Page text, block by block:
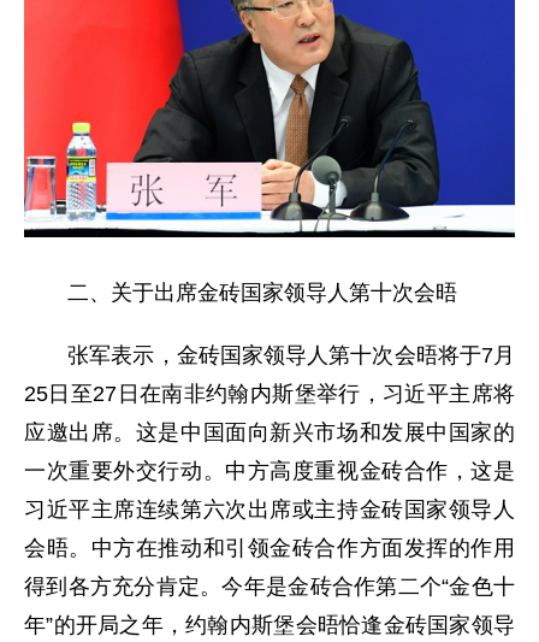
二、关于出席金砖国家领导人第十次会晤
张军表示，金砖国家领导人第十次会晤将于7月
25日至27日在南非约翰内斯堡举行，习近平主席将
应邀出席。这是中国面向新兴市场和发展中国家的
一次重要外交行动。中方高度重视金砖合作，这是
习近平主席连续第六次出席或主持金砖国家领导人
会晤。中方在推动和引领金砖合作方面发挥的作用
得到各方充分肯定。今年是金砖合作第二个“金色十
年”的开局之年，约翰内斯堡会晤恰逢金砖国家领导